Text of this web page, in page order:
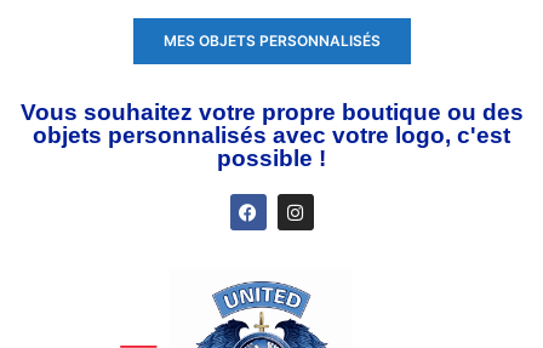
MES OBJETS PERSONNALISÉS
Vous souhaitez votre propre boutique ou des
objets personnalisés avec votre logo, c'est
possible !